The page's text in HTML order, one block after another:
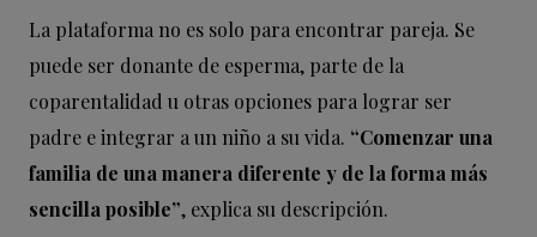
La plataforma no es solo para encontrar pareja. Se
puede ser donante de esperma, parte de la
coparentalidad u otras opciones para lograr ser
padre e integrar a un niño a su vida. “Comenzar una
familia de una manera diferente y de la forma más
sencilla posible”, explica su descripción.